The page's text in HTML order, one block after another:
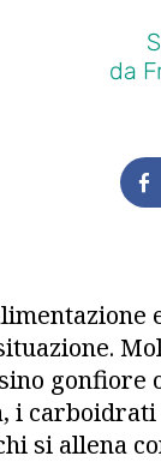
da
gonfiore
i
si allena